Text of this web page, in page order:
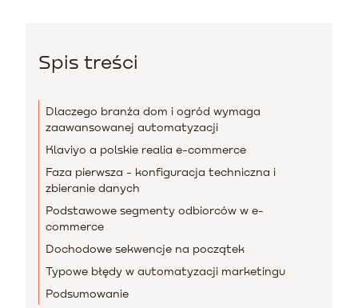
Spis treści
Dlaczego branża dom i ogród wymaga
zaawansowanej automatyzacji
Klaviyo a polskie realia e-commerce
Faza pierwsza - konfiguracja techniczna i
zbieranie danych
Podstawowe segmenty odbiorców w e-
commerce
Dochodowe sekwencje na początek
Typowe błędy w automatyzacji marketingu
Podsumowanie